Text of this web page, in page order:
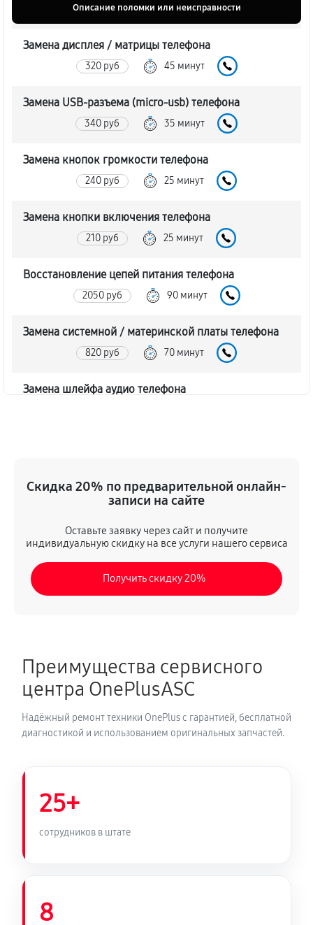
Описание поломки или неисправности
Замена дисплея / матрицы телефона
320 руб 45 минут
Замена USB-разъема (micro-usb) телефона
340 руб 35 минут
Замена кнопок громкости телефона
240 руб 25 минут
Замена кнопки включения телефона
210 руб 25 минут
Восстановление цепей питания телефона
2050 руб 90 минут
Замена системной / материнской платы телефона
820 руб 70 минут
Замена шлейфа аудио телефона
Замена шлейфа матрицы телефона
45 минут
Замена микрофона телефона
480 руб 35 минут
Замена камеры телефона
260 руб 30 минут
Замена корпуса телефона
Замена задней крышки телефона
Замена аудио разъема телефона
Скидка 20% по предварительной онлайн-
записи на сайте
Оставьте заявку через сайт и получите
индивидуальную скидку на все услуги нашего сервиса
Получить скидку 20%
Преимущества сервисного
центра OnePlusASC
Надёжный ремонт техники OnePlus с гарантией, бесплатной
диагностикой и использованием оригинальных запчастей.
25+
сотрудников в штате
8